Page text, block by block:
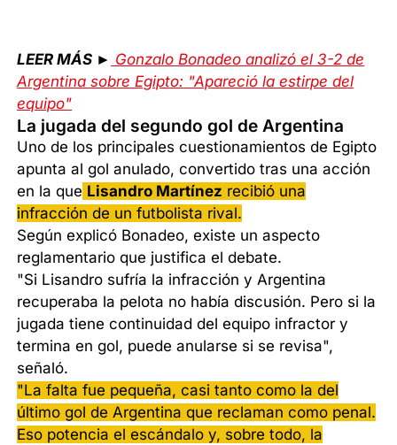
LEER MÁS ► Gonzalo Bonadeo analizó el 3-2 de
Argentina sobre Egipto: "Apareció la estirpe del
equipo"
La jugada del segundo gol de Argentina
Uno de los principales cuestionamientos de Egipto
apunta al gol anulado, convertido tras una acción
en la que Lisandro Martínez recibió una
infracción de un futbolista rival.
Según explicó Bonadeo, existe un aspecto
reglamentario que justifica el debate.
"Si Lisandro sufría la infracción y Argentina
recuperaba la pelota no había discusión. Pero si la
jugada tiene continuidad del equipo infractor y
termina en gol, puede anularse si se revisa",
señaló.
"La falta fue pequeña, casi tanto como la del
último gol de Argentina que reclaman como penal.
Eso potencia el escándalo y, sobre todo, la